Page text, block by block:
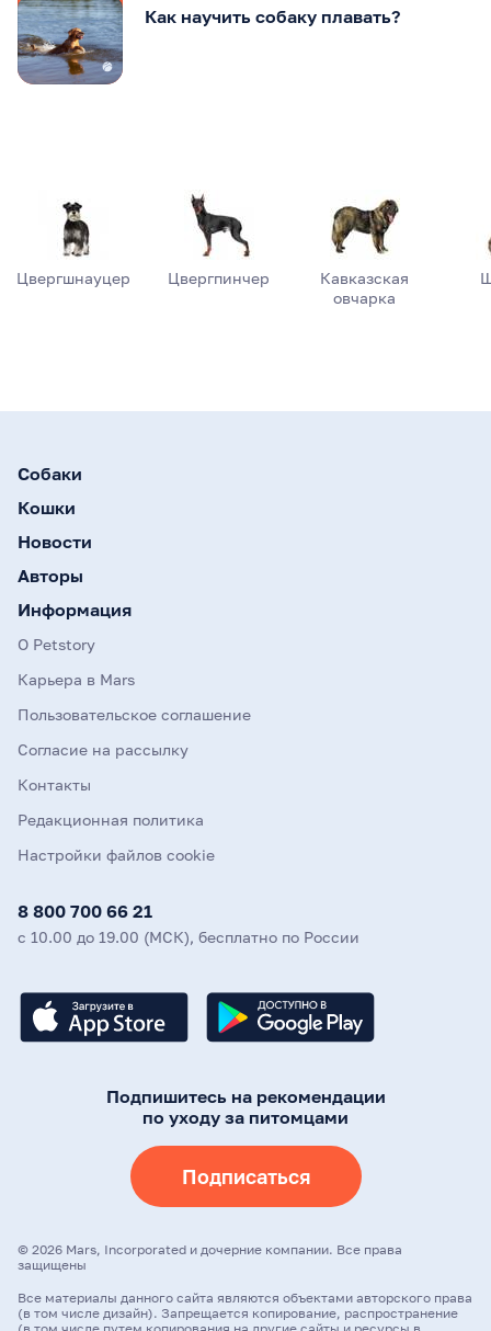
Как научить собаку плавать?
Цвергшнауцер Цвергпинчер
Кавказская
овчарка
Собаки
Кошки
Новости
Авторы
Информация
О Petstory
Карьера в Mars
Пользовательское соглашение
Согласие на рассылку
Контакты
Редакционная политика
Настройки файлов cookie
8 800 700 66 21
с 10.00 до 19.00 (МСК), бесплатно по России
Подпишитесь на рекомендации
по уходу за питомцами
Подписаться
© 2026 Mars, Incorporated и дочерние компании. Все права
защищены
Все материалы данного сайта являются объектами авторского права
(в том числе дизайн). Запрещается копирование, распространение